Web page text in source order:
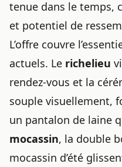
tenue dans le temps,
et potentiel de
L’offre couvre
actuels. Le richelieu
rendez-vous et la
souple visuellement,
un pantalon de laine
mocassin, la double
mocassin d’été